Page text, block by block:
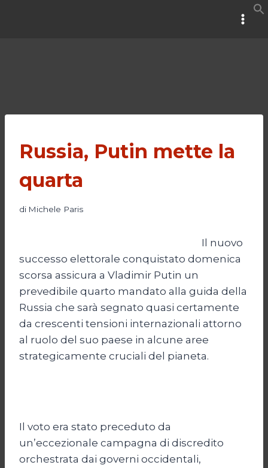
Russia, Putin mette la
quarta
di Michele Paris
Il nuovo
successo elettorale conquistato domenica
scorsa assicura a Vladimir Putin un
prevedibile quarto mandato alla guida della
Russia che sarà segnato quasi certamente
da crescenti tensioni internazionali attorno
al ruolo del suo paese in alcune aree
strategicamente cruciali del pianeta.
Il voto era stato preceduto da
un’eccezionale campagna di discredito
orchestrata dai governi occidentali,